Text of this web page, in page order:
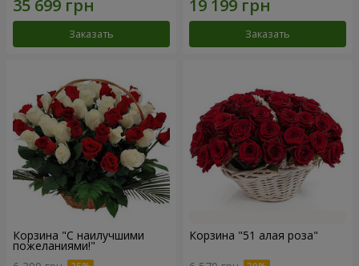
Заказать Заказать
Корзина "С наилучшими
пожеланиями!"
Корзина "51 алая роза"